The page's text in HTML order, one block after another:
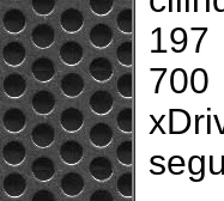
197
700